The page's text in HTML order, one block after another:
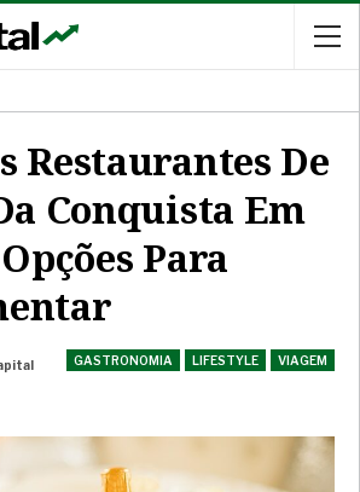
Restaurantes De
Conquista Em
Para
GASTRONOMIA LIFESTYLE VIAGEM